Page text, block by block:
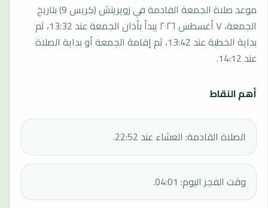
موعد صلاة الجمعة القادمة في زويريتش (كريس 9) بتاريخ
الجمعة، ٧ أغسطس ٢٠٢٦ يبدأ بأذان الجمعة عند 13:32، ثم
بداية الخطبة عند 13:42، ثم إقامة الجمعة أو بداية الصلاة
عند 14:12.
أهم النقاط
الصلاة القادمة: العشاء عند 22:52.
وقت الفجر اليوم: 04:01.